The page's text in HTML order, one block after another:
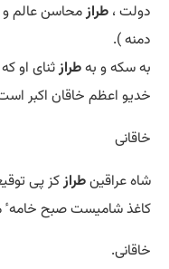
دولت ، طرازمحاسن عالم و
دمنه ).
به سکه و بهطرازثنای او
خدیو اعظم خاقان اکبر
خاقانی
شاه عراقینطراز کز پی
کاغذ شامیست صبح
خاقانی.